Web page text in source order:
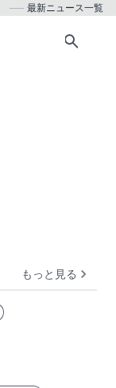
最新ニュース一覧
もっと見る